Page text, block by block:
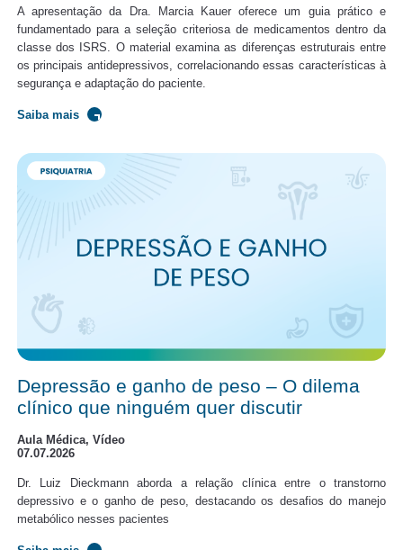
A apresentação da Dra. Marcia Kauer oferece um guia prático e
fundamentado para a seleção criteriosa de medicamentos dentro da
classe dos ISRS. O material examina as diferenças estruturais entre
os principais antidepressivos, correlacionando essas características à
segurança e adaptação do paciente.
Saiba mais
Depressão e ganho de peso – O dilema
clínico que ninguém quer discutir
Aula Médica, Vídeo
07.07.2026
Dr. Luiz Dieckmann aborda a relação clínica entre o transtorno
depressivo e o ganho de peso, destacando os desafios do manejo
metabólico nesses pacientes